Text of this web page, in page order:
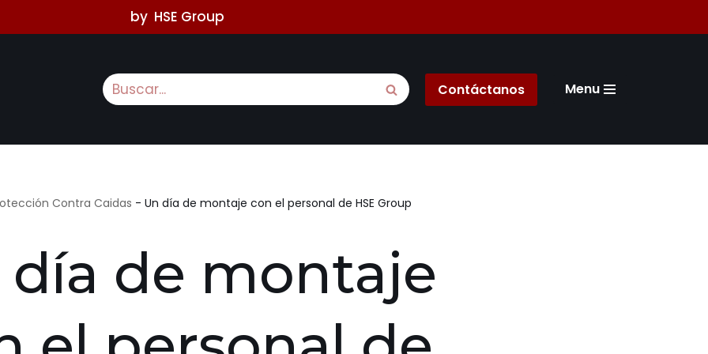
by HSE Group
Contáctanos Menu
Contra Caidas - Un día de montaje con el personal de HSE Group
día de montaje